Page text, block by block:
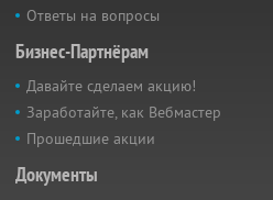
Ответы на вопросы
Бизнес-Партнёрам
Давайте сделаем акцию!
Заработайте, как Вебмастер
Прошедшие акции
Документы